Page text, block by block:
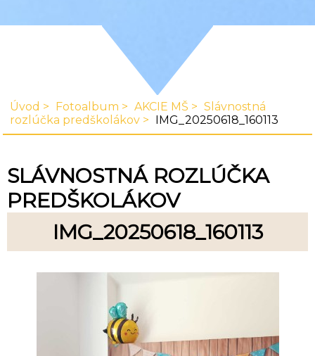
Úvod Fotoalbum AKCIE MŠ
Slávnostná
rozlúčka predškolákov
IMG_20250618_160113
SLÁVNOSTNÁ ROZLÚČKA
PREDŠKOLÁKOV
IMG_20250618_160113